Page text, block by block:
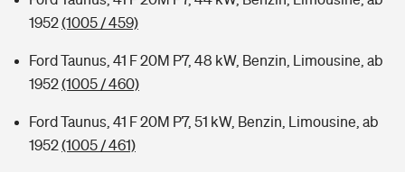
1952(1005 / 459)
Ford Taunus, 41 F 20M P7, 48 kW, Benzin, Limousine, ab
1952(1005 / 460)
Ford Taunus, 41 F 20M P7, 51 kW, Benzin, Limousine, ab
1952(1005 / 461)